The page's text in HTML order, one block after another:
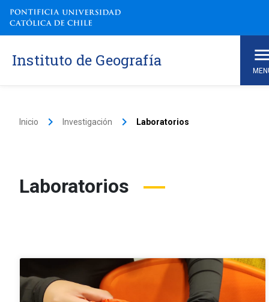
Instituto de Geografía
Inicio keyboard_arrow_right Investigación keyboard_arrow_right Laboratorios
Laboratorios